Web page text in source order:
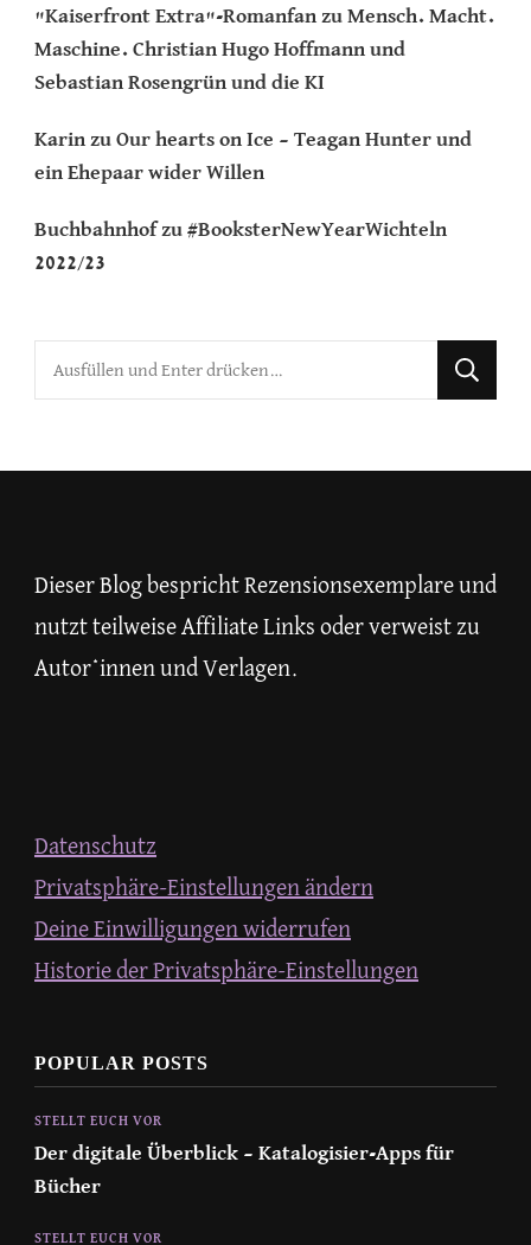
"Kaiserfront Extra"-Romanfan zu Mensch. Macht.
Maschine. Christian Hugo Hoffmann und
Sebastian Rosengrün und die KI
Karin zu Our hearts on Ice – Teagan Hunter und
ein Ehepaar wider Willen
Buchbahnhofzu #BooksterNewYearWichteln
2022/23
Suchst
du
Dieser Blog bespricht Rezensionsexemplare und
nutzt teilweise Affiliate Links oder verweist zu
Autor*innen und Verlagen.
Datenschutz
Privatsphäre-Einstellungen ändern
Deine Einwilligungen widerrufen
Historie der Privatsphäre-Einstellungen
POPULAR POSTS
STELLT EUCH VOR
Der digitale Überblick – Katalogisier-Apps für
Bücher
STELLT EUCH VOR